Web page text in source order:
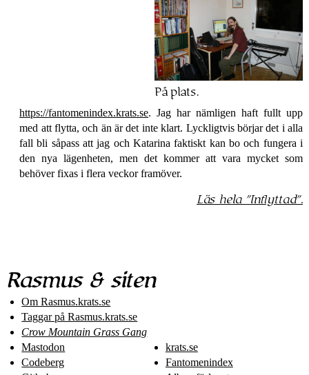
På plats.
https://fantomenindex.krats.se. Jag har nämligen haft fullt upp
med att flytta, och än är det inte klart. Lyckligtvis börjar det i alla
fall bli såpass att jag och Katarina faktiskt kan bo och fungera i
den nya lägenheten, men det kommer att vara mycket som
behöver fixas i flera veckor framöver.
Läs hela Inflyttad .
Rasmus & siten
Om Rasmus​.krats​.se
Taggar på Rasmus​.krats​.se
Crow Mountain Grass Gang
Mastodon
Codeberg
krats.se
Fantomenindex